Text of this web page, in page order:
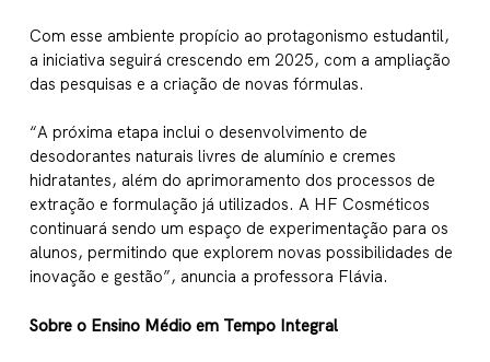
Com esse ambiente propício ao protagonismo estudantil,
a iniciativa seguirá crescendo em 2025, com a ampliação
das pesquisas e a criação de novas fórmulas.
“A próxima etapa inclui o desenvolvimento de
desodorantes naturais livres de alumínio e cremes
hidratantes, além do aprimoramento dos processos de
extração e formulação já utilizados. A HF Cosméticos
continuará sendo um espaço de experimentação para os
alunos, permitindo que explorem novas possibilidades de
inovação e gestão”, anuncia a professora Flávia.
Sobre o Ensino Médio em Tempo Integral